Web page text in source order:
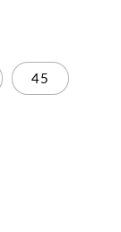
45